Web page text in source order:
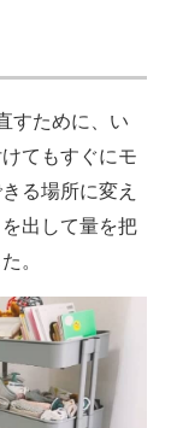
すために、い
てもすぐにモ
る場所に変え
出して量を把
。